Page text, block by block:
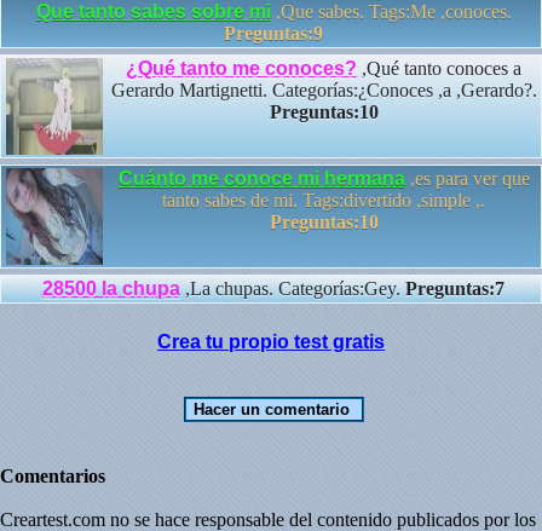
Que tanto sabes sobre mi,Que sabes. Tags:Me ,conoces.
Preguntas:9
¿Qué tanto me conoces? ,Qué tanto conoces a
Gerardo Martignetti. Categorías:¿Conoces ,a ,Gerardo?.
Preguntas:10
Cuánto me conoce mi hermana,es para ver que
tanto sabes de mi. Tags:divertido ,simple ,.
Preguntas:10
28500 la chupa,La chupas. Categorías:Gey.Preguntas:7
Crea tu propio test gratis
Comentarios
Creartest.com no se hace responsable del contenido publicados por los